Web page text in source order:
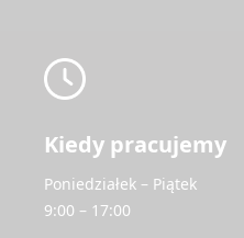
Kiedy pracujemy
Poniedziałek – Piątek
9:00 – 17:00